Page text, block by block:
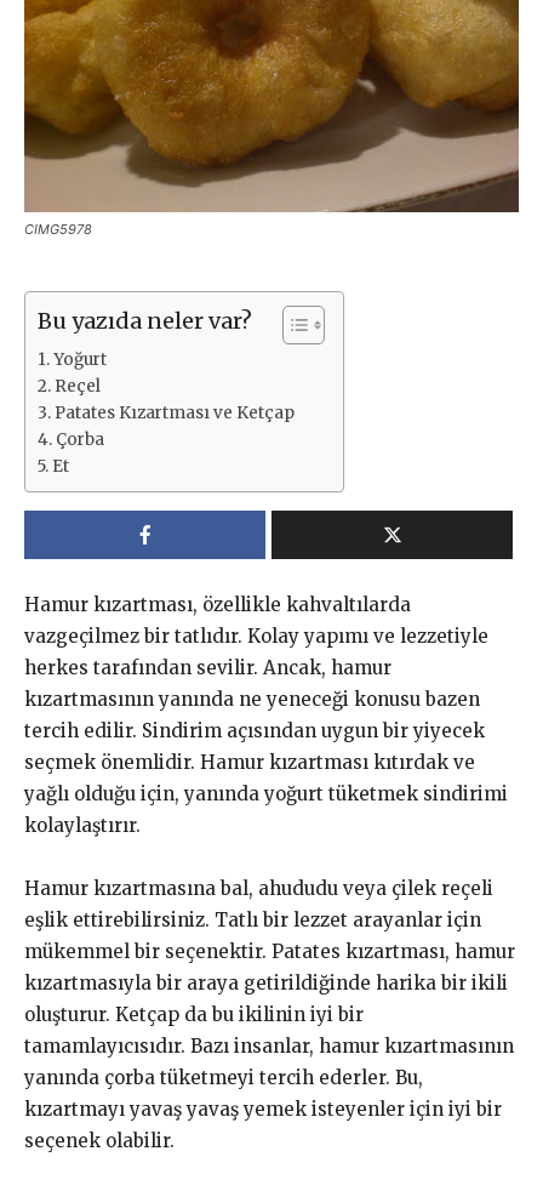
CIMG5978
Bu yazıda neler var?
Yoğurt
Reçel
Patates Kızartması ve Ketçap
Çorba
Et
Hamur kızartması, özellikle kahvaltılarda
vazgeçilmez bir tatlıdır. Kolay yapımı ve lezzetiyle
herkes tarafından sevilir. Ancak, hamur
kızartmasının yanında ne yeneceği konusu bazen
tercih edilir. Sindirim açısından uygun bir yiyecek
seçmek önemlidir. Hamur kızartması kıtırdak ve
yağlı olduğu için, yanında yoğurt tüketmek sindirimi
kolaylaştırır.
Hamur kızartmasına bal, ahududu veya çilek reçeli
eşlik ettirebilirsiniz. Tatlı bir lezzet arayanlar için
mükemmel bir seçenektir. Patates kızartması, hamur
kızartmasıyla bir araya getirildiğinde harika bir ikili
oluşturur. Ketçap da bu ikilinin iyi bir
tamamlayıcısıdır. Bazı insanlar, hamur kızartmasının
yanında çorba tüketmeyi tercih ederler. Bu,
kızartmayı yavaş yavaş yemek isteyenler için iyi bir
seçenek olabilir.